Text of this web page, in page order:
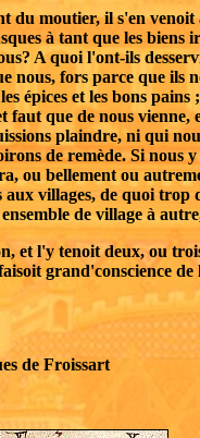
du moutier, il s'en
à tant que les
A quoi l'ont-ils
fors parce que ils
épices et les bons
que de nous
plaindre, ni qui
de remède. Si nous
ou bellement ou
villages, de quoi
de village à
l'y tenoit deux, ou
grand'conscience
de Froissart